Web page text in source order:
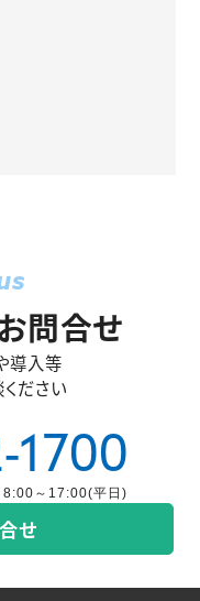
問合せ
導入等
ださい
1700
8:00～17:00(平日)
せ